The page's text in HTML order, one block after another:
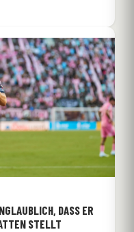
DASS ER
STELLT